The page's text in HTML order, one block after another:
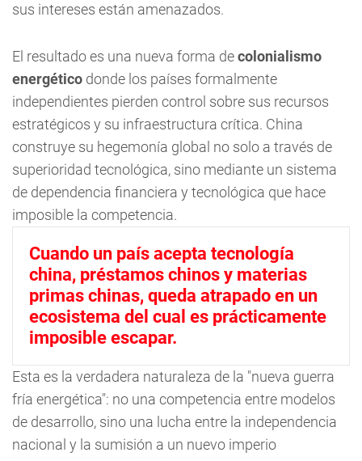
sus intereses están amenazados.
El resultado es una nueva forma decolonialismo
energético donde los países formalmente
independientes pierden control sobre sus recursos
estratégicos y su infraestructura crítica. China
construye su hegemonía global no solo a través de
superioridad tecnológica, sino mediante un sistema
de dependencia financiera y tecnológica que hace
imposible la competencia.
Cuando un país acepta tecnología
china, préstamos chinos y materias
primas chinas, queda atrapado en un
ecosistema del cual es prácticamente
imposible escapar.
Esta es la verdadera naturaleza de la "nueva guerra
fría energética": no una competencia entre modelos
de desarrollo, sino una lucha entre la independencia
nacional y la sumisión a un nuevo imperio